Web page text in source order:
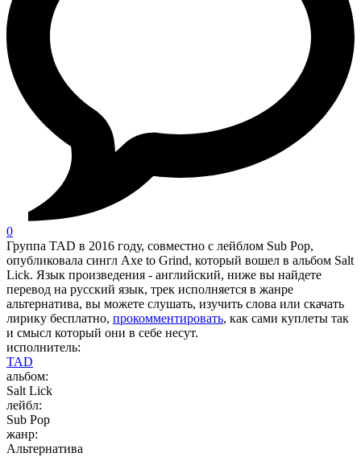
0
Группа TAD в 2016 году, совместно с лейблом Sub Pop,
опубликовала сингл Axe to Grind, который вошел в альбом Salt
Lick. Язык произведения - английский, ниже вы найдете
перевод на русский язык, трек исполняется в жанре
альтернатива, вы можете слушать, изучить слова или скачать
лирику бесплатно, прокомментировать, как сами куплеты так
и смысл который они в себе несут.
исполнитель:
TAD
альбом:
Salt Lick
лейбл:
Sub Pop
жанр:
Альтернатива